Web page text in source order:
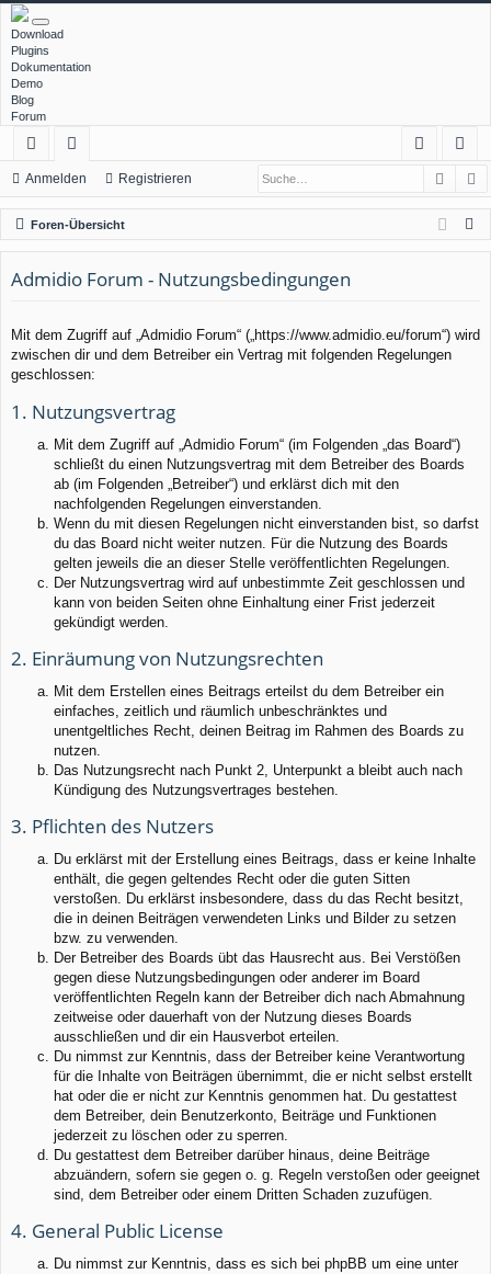
Download
Plugins
Dokumentation
Demo
Blog
Forum
ch
ne
llz
ug
f
or
en
m
el
ist
rie
Anmelden Registrieren
Foren-Übersicht
Admidio Forum - Nutzungsbedingungen
Mit dem Zugriff auf „Admidio Forum“ („https://www.admidio.eu/forum“) wird
zwischen dir und dem Betreiber ein Vertrag mit folgenden Regelungen
geschlossen:
1. Nutzungsvertrag
Mit dem Zugriff auf „Admidio Forum“ (im Folgenden „das Board“)
schließt du einen Nutzungsvertrag mit dem Betreiber des Boards
ab (im Folgenden „Betreiber“) und erklärst dich mit den
nachfolgenden Regelungen einverstanden.
Wenn du mit diesen Regelungen nicht einverstanden bist, so darfst
du das Board nicht weiter nutzen. Für die Nutzung des Boards
gelten jeweils die an dieser Stelle veröffentlichten Regelungen.
Der Nutzungsvertrag wird auf unbestimmte Zeit geschlossen und
kann von beiden Seiten ohne Einhaltung einer Frist jederzeit
gekündigt werden.
2. Einräumung von Nutzungsrechten
Mit dem Erstellen eines Beitrags erteilst du dem Betreiber ein
einfaches, zeitlich und räumlich unbeschränktes und
unentgeltliches Recht, deinen Beitrag im Rahmen des Boards zu
nutzen.
Das Nutzungsrecht nach Punkt 2, Unterpunkt a bleibt auch nach
Kündigung des Nutzungsvertrages bestehen.
3. Pflichten des Nutzers
Du erklärst mit der Erstellung eines Beitrags, dass er keine Inhalte
enthält, die gegen geltendes Recht oder die guten Sitten
verstoßen. Du erklärst insbesondere, dass du das Recht besitzt,
die in deinen Beiträgen verwendeten Links und Bilder zu setzen
bzw. zu verwenden.
Der Betreiber des Boards übt das Hausrecht aus. Bei Verstößen
gegen diese Nutzungsbedingungen oder anderer im Board
veröffentlichten Regeln kann der Betreiber dich nach Abmahnung
zeitweise oder dauerhaft von der Nutzung dieses Boards
ausschließen und dir ein Hausverbot erteilen.
Du nimmst zur Kenntnis, dass der Betreiber keine Verantwortung
für die Inhalte von Beiträgen übernimmt, die er nicht selbst erstellt
hat oder die er nicht zur Kenntnis genommen hat. Du gestattest
dem Betreiber, dein Benutzerkonto, Beiträge und Funktionen
jederzeit zu löschen oder zu sperren.
Du gestattest dem Betreiber darüber hinaus, deine Beiträge
abzuändern, sofern sie gegen o. g. Regeln verstoßen oder geeignet
sind, dem Betreiber oder einem Dritten Schaden zuzufügen.
4. General Public License
Du nimmst zur Kenntnis, dass es sich bei phpBB um eine unter